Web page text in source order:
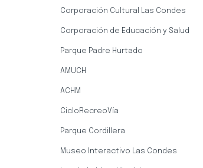
Corporación Cultural Las Condes
Corporación de Educación y Salud
Parque Padre Hurtado
AMUCH
ACHM
CicloRecreoVía
Parque Cordillera
Museo Interactivo Las Condes